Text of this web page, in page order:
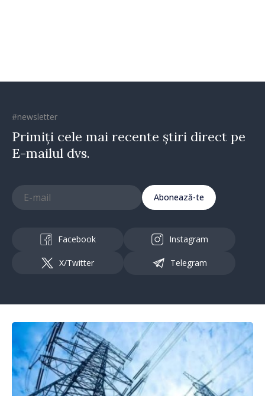
#newsletter
Primiți cele mai recente știri direct pe
E-mailul dvs.
Abonează-te
Facebook Instagram
X/Twitter Telegram